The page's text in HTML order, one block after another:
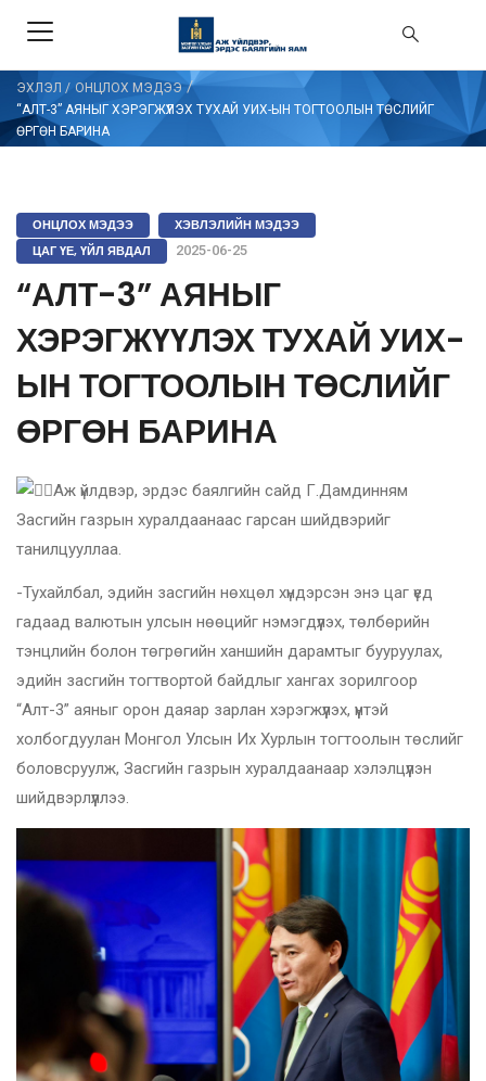
ЭХЛЭЛ / ОНЦЛОХ МЭДЭЭ/
“АЛТ-3” АЯНЫГ ХЭРЭГЖҮҮЛЭХ ТУХАЙ УИХ-ЫН ТОГТООЛЫН ТӨСЛИЙГ
ӨРГӨН БАРИНА
ОНЦЛОХ МЭДЭЭ
ХЭВЛЭЛИЙН МЭДЭЭ
ЦАГ ҮЕ, ҮЙЛ ЯВДАЛ
2025-06-25
“АЛТ-3” АЯНЫГ
ХЭРЭГЖҮҮЛЭХ ТУХАЙ УИХ-
ЫН ТОГТООЛЫН ТӨСЛИЙГ
ӨРГӨН БАРИНА
Аж үйлдвэр, эрдэс баялгийн сайд Г.Дамдинням
Засгийн газрын хуралдаанаас гарсан шийдвэрийг
танилцууллаа.
-Тухайлбал, эдийн засгийн нөхцөл хүндэрсэн энэ цаг үед
гадаад валютын улсын нөөцийг нэмэгдүүлэх, төлбөрийн
тэнцлийн болон төгрөгийн ханшийн дарамтыг бууруулах,
эдийн засгийн тогтвортой байдлыг хангах зорилгоор
“Алт-3” аяныг орон даяар зарлан хэрэгжүүлэх, үүнтэй
холбогдуулан Монгол Улсын Их Хурлын тогтоолын төслийг
боловсруулж, Засгийн газрын хуралдаанаар хэлэлцүүлэн
шийдвэрлүүллээ.